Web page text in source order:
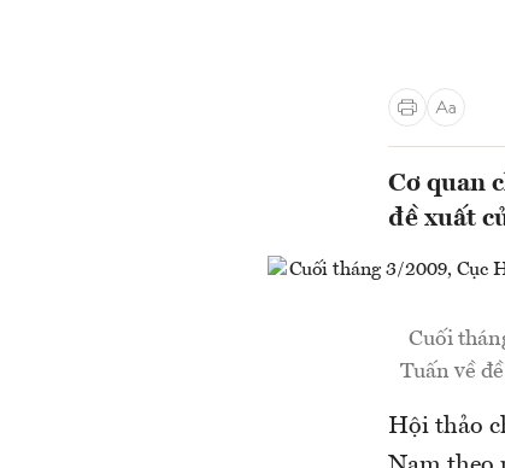
Cơ quan
đề xuất
Cuối
Tuấn về
Hội thảo